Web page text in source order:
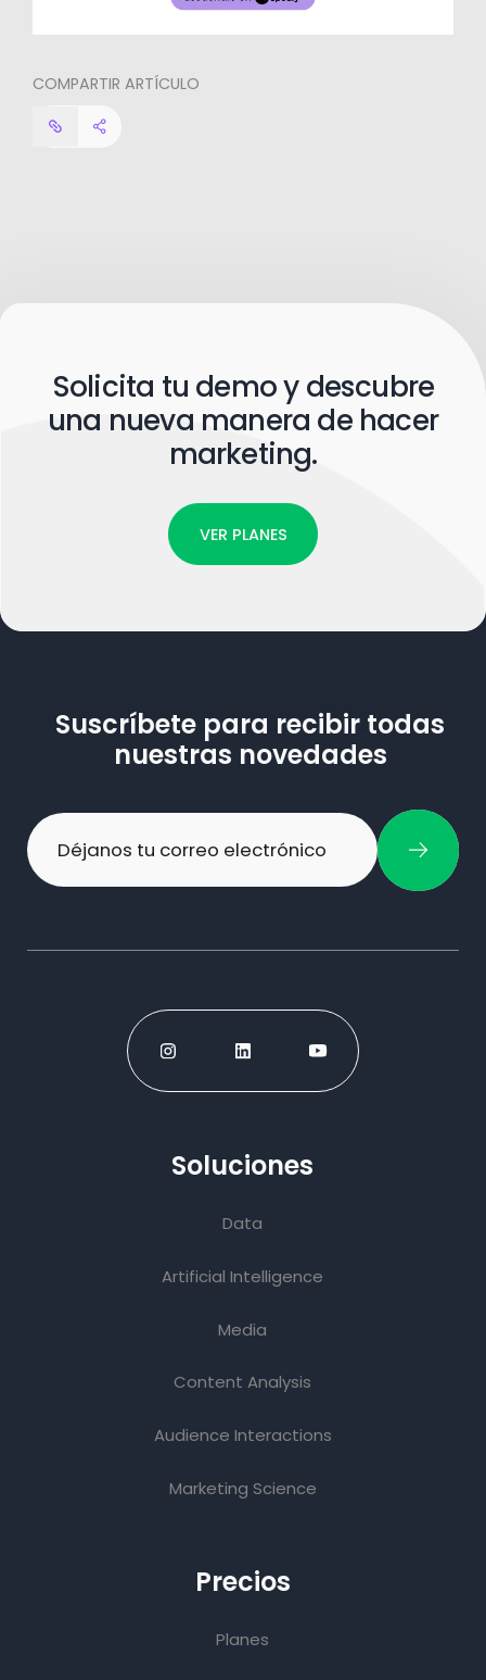
COMPARTIR ARTÍCULO
Solicita tu demo y descubre
una nueva manera de hacer
marketing.
VER PLANES
Suscríbete para recibir todas
nuestras novedades
Soluciones
Data
Artificial Intelligence
Media
Content Analysis
Audience Interactions
Marketing Science
Precios
Planes